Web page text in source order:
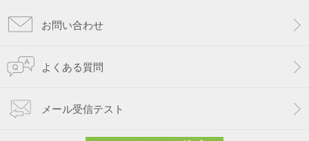
お問い合わせ
よくある質問
メール受信テスト